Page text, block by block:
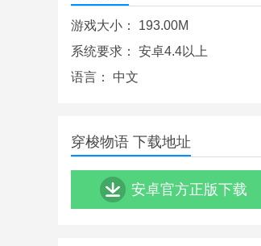
游戏大小： 193.00M
系统要求： 安卓4.4以上
语言： 中文
穿梭物语 下载地址
安卓官方正版下载